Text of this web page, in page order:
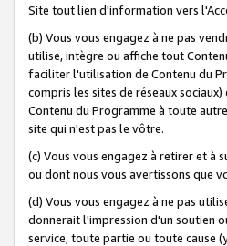
Site tout lien d'information vers
(b) Vous vous engagez à ne pas
utilise, intègre ou affiche tout
faciliter l'utilisation de Contenu du
compris les sites de réseaux
Contenu du Programme à toute
site qui n'est pas le vôtre.
(c) Vous vous engagez à retirer et à
ou dont nous vous avertissons que
(d) Vous vous engagez à ne pas
donnerait l'impression d'un soutien
service, toute partie ou toute cause